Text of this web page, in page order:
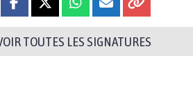
TOUTES LES SIGNATURES